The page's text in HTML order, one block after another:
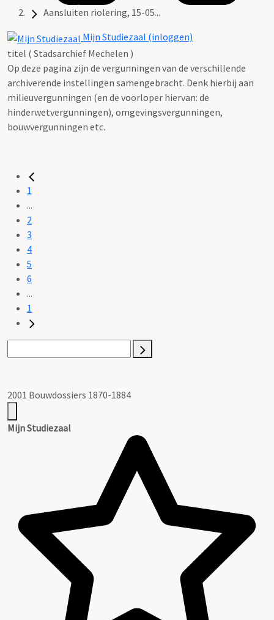
Aansluiten riolering, 15-05...
Mijn Studiezaal (inloggen)
titel ( Stadsarchief Mechelen )
Op deze pagina zijn de vergunningen van de verschillende
archiverende instellingen samengebracht. Denk hierbij aan
milieuvergunningen (en de voorloper hiervan: de
hinderwetvergunningen), omgevingsvergunningen,
bouwvergunningen etc.
1
...
2
3
4
5
6
...
1
2001 Bouwdossiers 1870-1884
Mijn Studiezaal